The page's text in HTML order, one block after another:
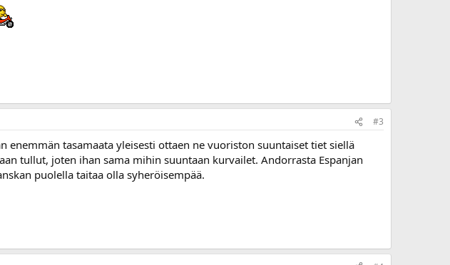
#3
tasamaata yleisesti ottaen ne vuoriston suuntaiset tiet siellä
tullut, joten ihan sama mihin suuntaan kurvailet. Andorrasta Espanjan
puolella taitaa olla syheröisempää.